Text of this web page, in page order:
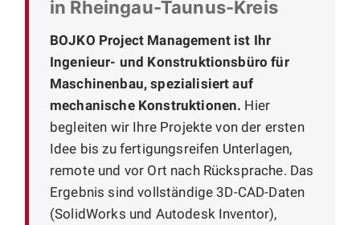
in Rheingau-Taunus-Kreis
BOJKO Project Management ist Ihr
Ingenieur- und Konstruktionsbüro für
Maschinenbau, spezialisiert auf
mechanische Konstruktionen. Hier
begleiten wir Ihre Projekte von der ersten
Idee bis zu fertigungsreifen Unterlagen,
remote und vor Ort nach Rücksprache. Das
Ergebnis sind vollständige 3D-CAD-Daten
(SolidWorks und Autodesk Inventor),